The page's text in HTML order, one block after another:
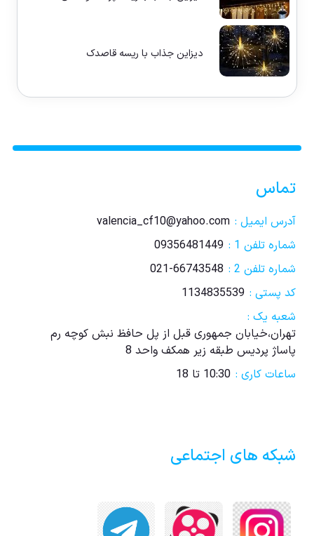
دیزاین جذاب با ریسه قاصدک
تماس
آدرس ایمیل : valencia_cf10@yahoo.com
شماره تلفن 1 :
09356481449
شماره تلفن 2 :
021-66743548
کد پستی : 1134835539
شعبه یک :
تهران،خیابان جمهوری قبل از پل حافظ نبش کوچه رم
پاساژ پردیس طبقه زیر همکف واحد 8
ساعات کاری : 10:30 تا 18
شبکه های اجتماعی